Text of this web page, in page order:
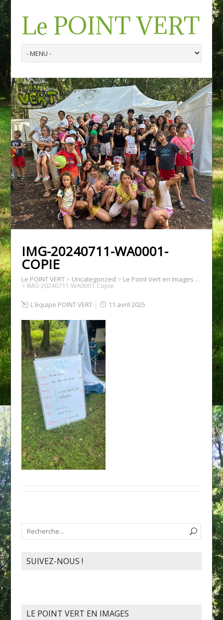
Le POINT VERT
IMG-20240711-WA0001-
COPIE
Le POINT VERT> Uncategorized > Le Point Vert en images …
> IMG-20240711-WA0001-Copie
L'équipe POINT VERT 11 avril 2025
SUIVEZ-NOUS !
LE POINT VERT EN IMAGES